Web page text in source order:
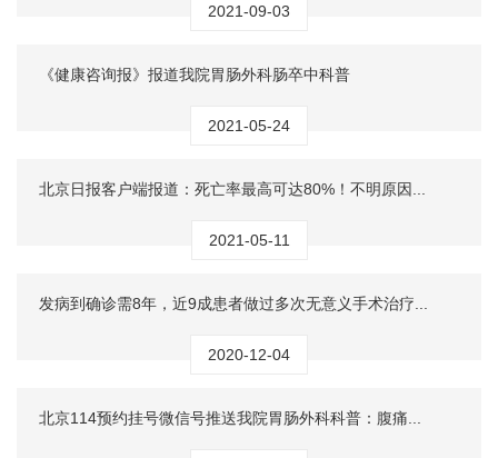
2021-09-03
《健康咨询报》报道我院胃肠外科肠卒中科普
2021-05-24
北京日报客户端报道：死亡率最高可达80%！不明原因...
2021-05-11
发病到确诊需8年，近9成患者做过多次无意义手术治疗...
2020-12-04
北京114预约挂号微信号推送我院胃肠外科科普：腹痛...